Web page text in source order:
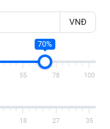
VNĐ
70%
55 78 100
18 27 35